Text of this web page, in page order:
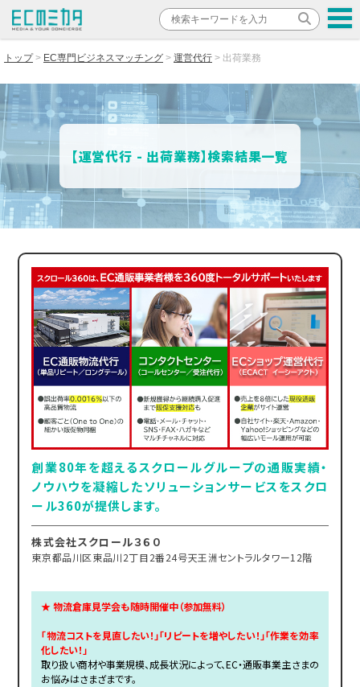
トップ EC専門ビジネスマッチング 運営代行 出荷業務
【運営代行 - 出荷業務】検索結果一覧
創業80年を超えるスクロールグループの通販実績・
ノウハウを凝縮したソリューションサービスをスクロ
ール360が提供します。
株式会社スクロール３６０
東京都品川区東品川2丁目2番24号天王洲セントラルタワー12階
★ 物流倉庫見学会も随時開催中（参加無料）
「物流コストを見直したい！」「リピートを増やしたい！」「作業を効率
化したい！」
取り扱い商材や事業規模、成長状況によって、EC・通販事業主さまの
お悩みはさまざまです。